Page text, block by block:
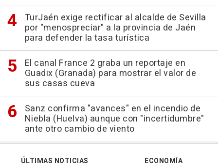
TurJaén exige rectificar al alcalde de Sevilla
por "menospreciar" a la provincia de Jaén
para defender la tasa turística
El canal France 2 graba un reportaje en
Guadix (Granada) para mostrar el valor de
sus casas cueva
Sanz confirma "avances" en el incendio de
Niebla (Huelva) aunque con "incertidumbre"
ante otro cambio de viento
ÚLTIMAS NOTICIAS
ECONOMÍA